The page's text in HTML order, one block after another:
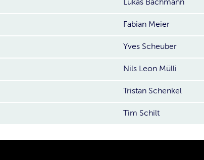
Lukas Bachmann
Fabian Meier
Yves Scheuber
Nils Leon Mülli
Tristan Schenkel
Tim Schilt